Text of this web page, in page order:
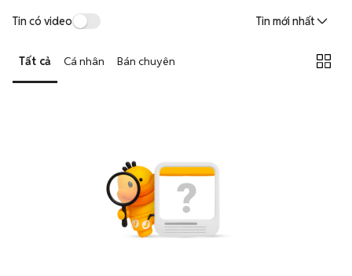
Tin có video Tin mới nhất
Tất cả Cá nhân Bán chuyên